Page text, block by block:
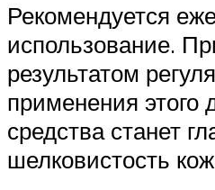
Рекомендуется
использование.
результатом
применения этого
средства станет
шелковистость